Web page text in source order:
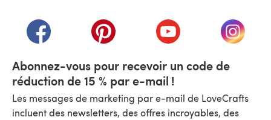
(s'ouvre dans un nouvel onglet)
(s'ouvre dans un nouvel onglet)
(s'ouvre dans un(s'ouvre
Abonnez-vous pour recevoir un code de
réduction de 15 % par e-mail !
Les messages de marketing par e-mail de LoveCrafts
incluent des newsletters, des offres incroyables, des